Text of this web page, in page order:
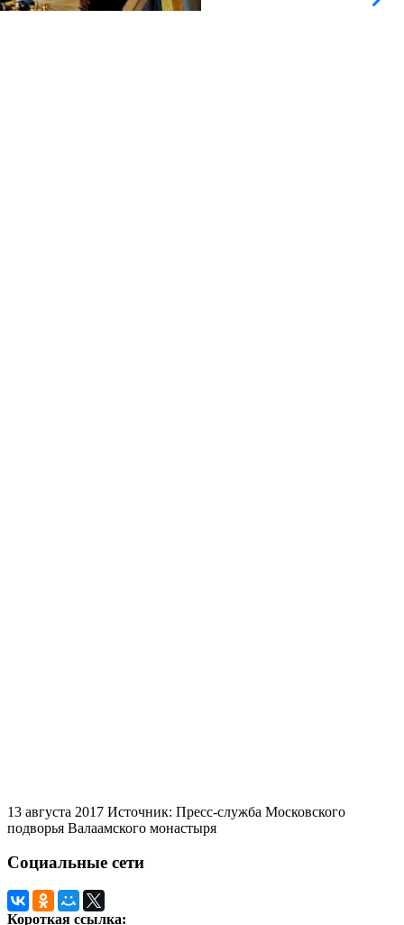
13 августа 2017 Источник: Пресс-служба Московского
подворья Валаамского монастыря
Социальные сети
Короткая ссылка: